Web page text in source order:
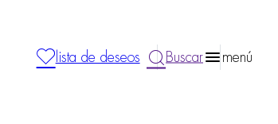
lista de deseos Buscar menú